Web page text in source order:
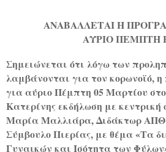
ΑΝΑΒΑΛΛΕΤΑΙ Η
ΑΥΡΙΟ ΠΕΜΠΤΗ
Σημειώνεται ότι λόγω των
λαμβάνονται για τον κορωνοϊό,
για αύριο Πέμπτη 05 Μαρτίου
Κατερίνης εκδήλωση με κεντρική
Μαρία Μαλλιάρα, Διδάκτωρ ΑΠΘ
Σύμβουλο Πιερίας, με θέμα «Τα
Γυναικών και Ισότητα των